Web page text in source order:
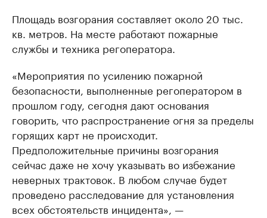
Площадь возгорания составляет около 20 тыс.
кв. метров. На месте работают пожарные
службы и техника регоператора.
«Мероприятия по усилению пожарной
безопасности, выполненные регоператором в
прошлом году, сегодня дают основания
говорить, что распространение огня за пределы
горящих карт не происходит.
Предположительные причины возгорания
сейчас даже не хочу указывать во избежание
неверных трактовок. В любом случае будет
проведено расследование для установления
всех обстоятельств инцидента», —